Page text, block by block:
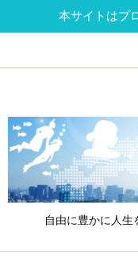
本サイトはプ
自由に豊かに人